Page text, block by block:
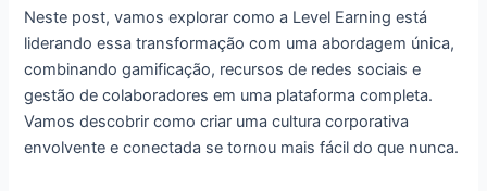
Neste post, vamos explorar como a Level Earning está
liderando essa transformação com uma abordagem única,
combinando gamificação, recursos de redes sociais e
gestão de colaboradores em uma plataforma completa.
Vamos descobrir como criar uma cultura corporativa
envolvente e conectada se tornou mais fácil do que nunca.